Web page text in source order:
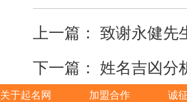
上一篇： 致谢永健
下一篇： 姓名吉凶分
关于起名网 加盟合作 诚